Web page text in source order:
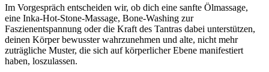
Im Vorgespräch entscheiden wir, ob dich eine sanfte Ölmassage,
eine Inka-Hot-Stone-Massage, Bone-Washing zur
Faszienentspannung oder die Kraft des Tantras dabei unterstützen,
deinen Körper bewusster wahrzunehmen und alte, nicht mehr
zuträgliche Muster, die sich auf körperlicher Ebene manifestiert
haben, loszulassen.